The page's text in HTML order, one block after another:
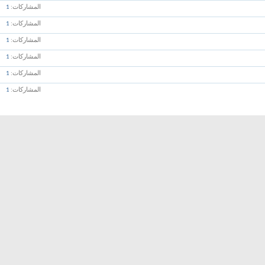
المشاركات 1
المشاركات 1
المشاركات 1
المشاركات 1
المشاركات 1
المشاركات 1